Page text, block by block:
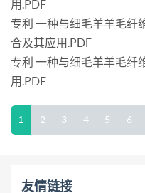
用.PDF
专利 一种与细毛羊羊毛纤
合及其应用.PDF
专利 一种与细毛羊羊毛纤
用.PDF
1 2 3 4 5 6
友情链接